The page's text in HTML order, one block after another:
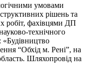
умовами
рішень та
робіт, фахівцями ДП
технічного
«Будівництво
“Обхід м. Рені”, на
Шляхопровід на